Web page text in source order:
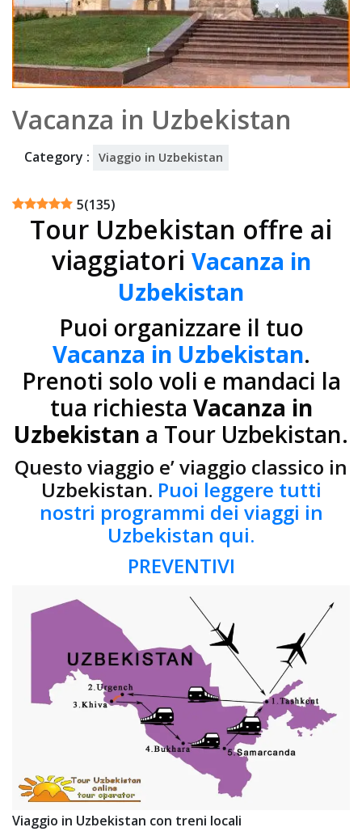
Vacanza in Uzbekistan
Category : Viaggio in Uzbekistan
5(135)
Tour Uzbekistan offre ai
viaggiatori Vacanza in
Uzbekistan
Puoi organizzare il tuo
Vacanza in Uzbekistan.
Prenoti solo voli e mandaci la
tua richiesta Vacanza in
Uzbekistan a Tour Uzbekistan.
Questo viaggio e’ viaggio classico in
Uzbekistan. Puoi leggere tutti
nostri programmi dei viaggi in
Uzbekistan qui.
PREVENTIVI
Viaggio in Uzbekistan con treni locali